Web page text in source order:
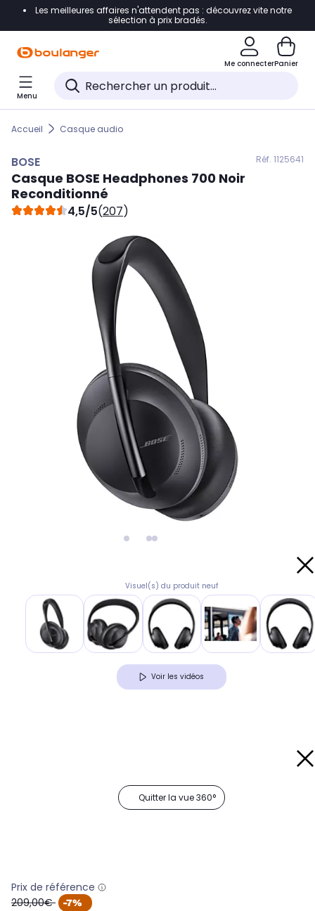
Accéder directement à la navigation
Accéder directement au pied de page
Accéder directement au chatbot
Les meilleures affaires n'attendent pas : découvrez vite notre
sélection à prix bradés.
Me connecterPanier
Menu
Accueil Casque audio
BOSE Réf. 1125641
Casque BOSE Headphones 700 Noir
Reconditionné
4,5/5(207)
Visuel(s) du produit neuf
Voir les vidéos
Quitter la vue 360°
Prix de référence
oldPrice
209,00€ -7%